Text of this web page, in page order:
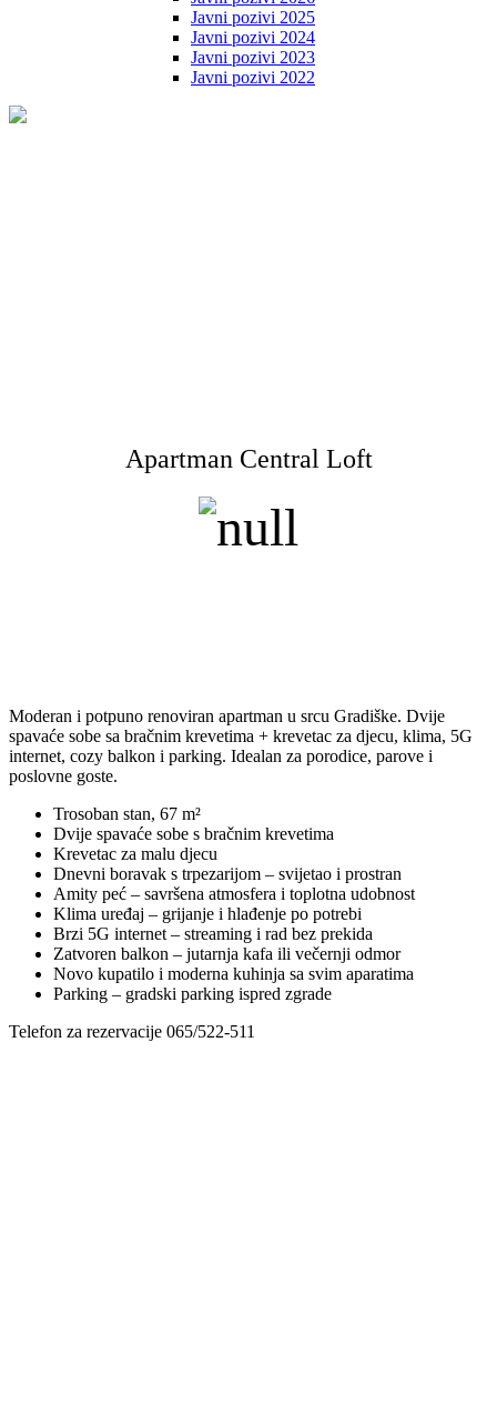
Javni pozivi 2025
Javni pozivi 2024
Javni pozivi 2023
Javni pozivi 2022
Apartman Central Loft
Moderan i potpuno renoviran apartman u srcu Gradiške. Dvije
spavaće sobe sa bračnim krevetima + krevetac za djecu, klima, 5G
internet, cozy balkon i parking. Idealan za porodice, parove i
poslovne goste.
Trosoban stan, 67 m²
Dvije spavaće sobe s bračnim krevetima
Krevetac za malu djecu
Dnevni boravak s trpezarijom – svijetao i prostran
Amity peć – savršena atmosfera i toplotna udobnost
Klima uređaj – grijanje i hlađenje po potrebi
Brzi 5G internet – streaming i rad bez prekida
Zatvoren balkon – jutarnja kafa ili večernji odmor
Novo kupatilo i moderna kuhinja sa svim aparatima
Parking – gradski parking ispred zgrade
Telefon za rezervacije 065/522-511